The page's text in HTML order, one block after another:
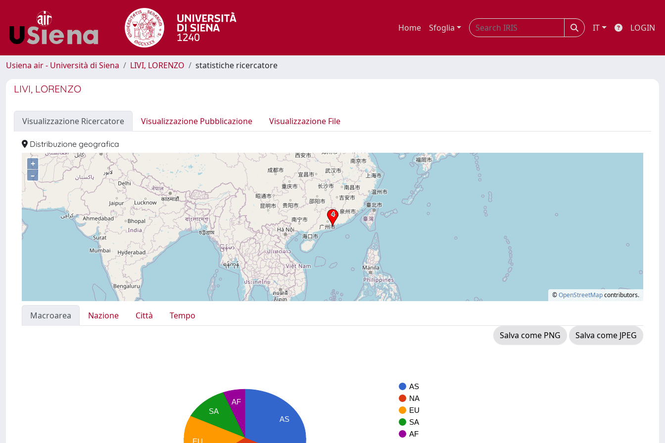
Home Sfoglia IT LOGIN
Usiena air - Università di Siena LIVI, LORENZO statistiche ricercatore
LIVI, LORENZO
Visualizzazione Ricercatore Visualizzazione Pubblicazione Visualizzazione File
Distribuzione geografica
+
–
©OpenStreetMapcontributors.
Macroarea Nazione Città
Tempo
Salva come PNG
Salva come JPEG
AS
NA
EU
SA
AF
AS
AF
SA
EU